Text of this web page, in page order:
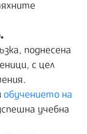
поднесена
с цел
обучението на
учебна